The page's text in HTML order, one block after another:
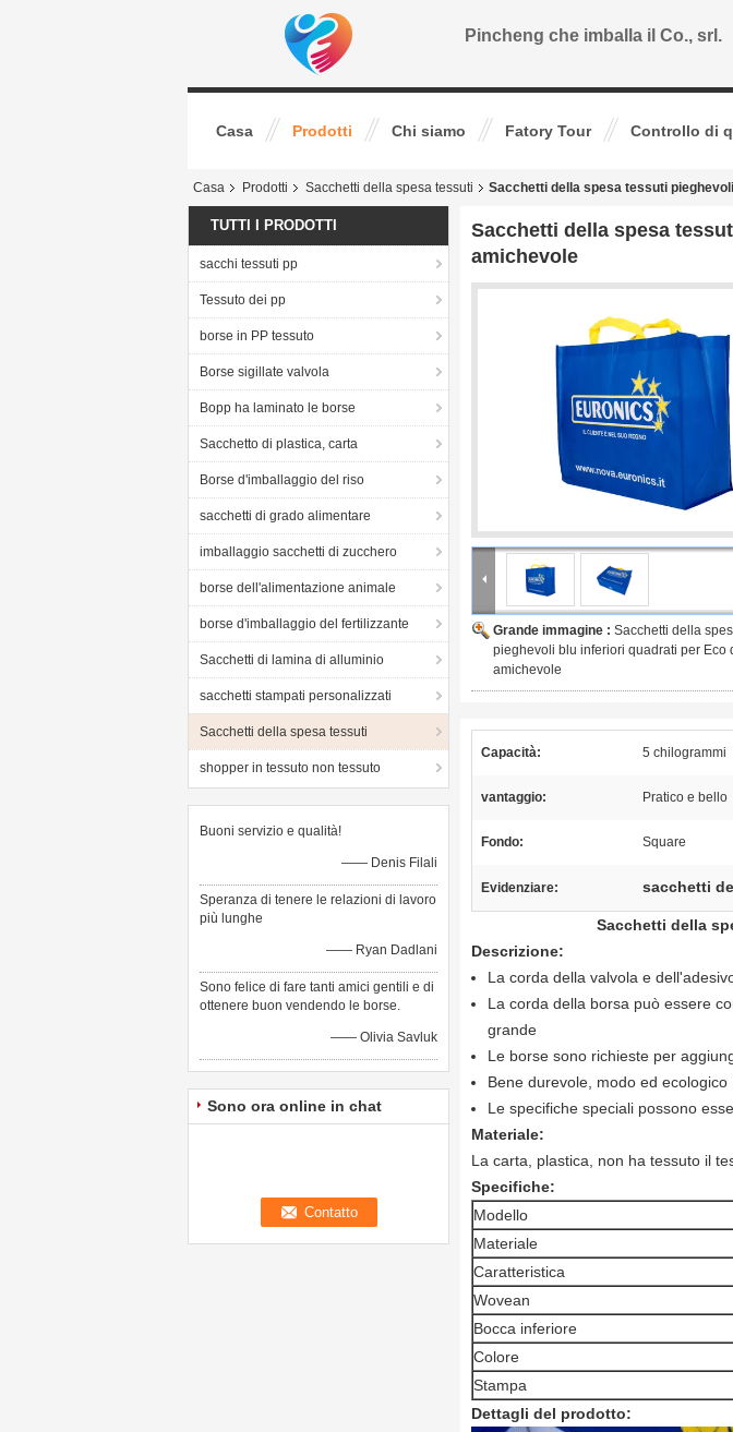
Pincheng che imballa il Co., srl.
Casa Prodotti Chi siamo Fatory Tour Controllo di
Casa Prodotti Sacchetti della spesa tessuti Sacchetti della spesa tessuti
TUTTI I PRODOTTI
sacchi tessuti pp
Tessuto dei pp
borse in PP tessuto
Borse sigillate valvola
Bopp ha laminato le borse
Sacchetto di plastica, carta
Borse d'imballaggio del riso
sacchetti di grado alimentare
imballaggio sacchetti di zucchero
borse dell'alimentazione animale
borse d'imballaggio del fertilizzante
Sacchetti di lamina di alluminio
sacchetti stampati personalizzati
Sacchetti della spesa tessuti
shopper in tessuto non tessuto
Buoni servizio e qualità!
—— Denis Filali
Speranza di tenere le relazioni di lavoro
più lunghe
—— Ryan Dadlani
Sono felice di fare tanti amici gentili e di
ottenere buon vendendo le borse.
—— Olivia Savluk
Sono ora online in chat
Sacchetti della spesa
amichevole
Grande immagine : Sacchetti della
pieghevoli blu inferiori quadrati per Eco
amichevole
Capacità: 5 chilogrammi
vantaggio: Pratico e bello
Fondo: Square
Evidenziare: sacchetti
Sacchetti della
Descrizione:
La corda della valvola e
La corda della borsa può essere
grande
Le borse sono richieste per
Bene durevole, modo ed ecologico
Le specifiche speciali possono
Materiale:
La carta, plastica, non ha tessuto il
Specifiche:
Modello
Materiale
Caratteristica
Wovean
Bocca inferiore
Colore
Stampa
Dettagli del prodotto: